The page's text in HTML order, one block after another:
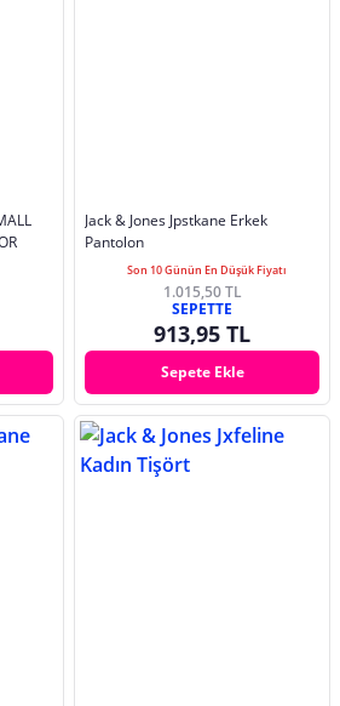
Jack & Jones Jpstkane Erkek
Pantolon
Son 10 Günün En Düşük Fiyatı
1.015,50 TL
SEPETTE
913,95 TL
Sepete Ekle